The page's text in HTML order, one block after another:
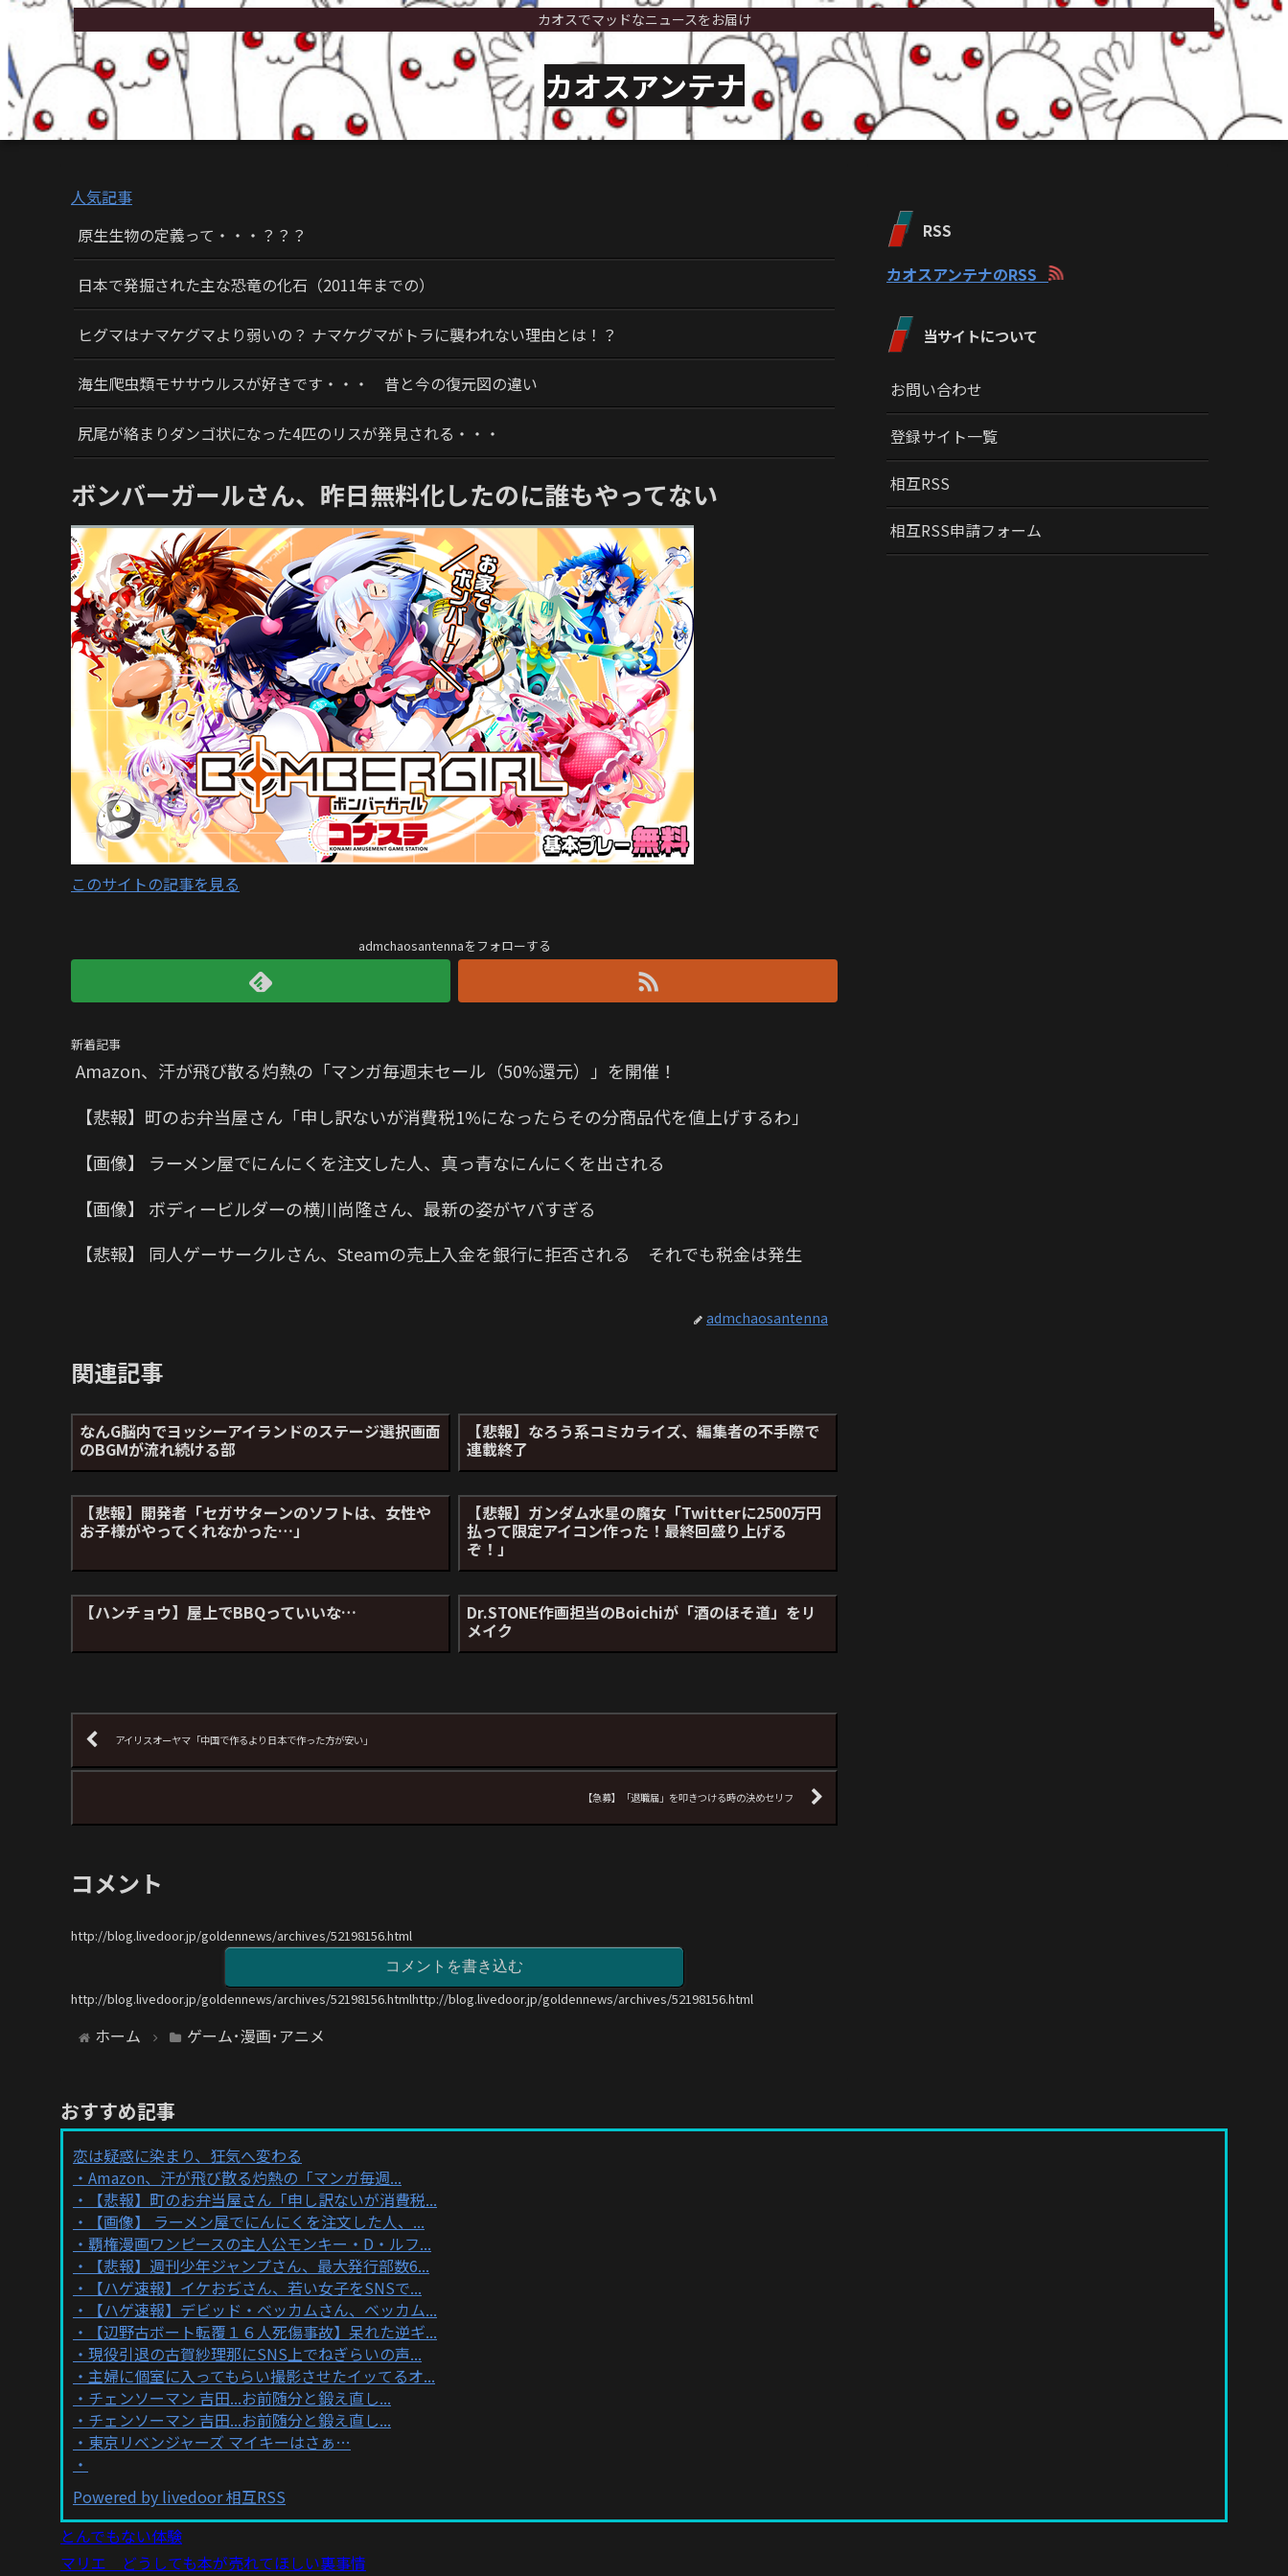
カオスでマッドなニュースをお届け
カオスアンテナ
人気記事
原生生物の定義って・・・？？？
日本で発掘された主な恐竜の化石（2011年までの）
ヒグマはナマケグマより弱いの？ ナマケグマがトラに襲われない理由とは！？
海生爬虫類モササウルスが好きです・・・ 昔と今の復元図の違い
尻尾が絡まりダンゴ状になった4匹のリスが発見される・・・
ボンバーガールさん、昨日無料化したのに誰もやってない
このサイトの記事を見る
admchaosantennaをフォローする
新着記事
Amazon、汗が飛び散る灼熱の「マンガ毎週末セール（50%還元）」を開催！
【悲報】町のお弁当屋さん「申し訳ないが消費税1%になったらその分商品代を値上げするわ」
【画像】 ラーメン屋でにんにくを注文した人、真っ青なにんにくを出される
【画像】 ボディービルダーの横川尚隆さん、最新の姿がヤバすぎる
【悲報】 同人ゲーサークルさん、Steamの売上入金を銀行に拒否される それでも税金は発生
admchaosantenna
関連記事
なんG脳内でヨッシーアイランドのステージ選択画面
のBGMが流れ続ける部
【悲報】なろう系コミカライズ、編集者の不手際で
連載終了
【悲報】開発者「セガサターンのソフトは、女性や
お子様がやってくれなかった…」
【悲報】ガンダム水星の魔女「Twitterに2500万円
払って限定アイコン作った！最終回盛り上げる
ぞ！」
【ハンチョウ】屋上でBBQっていいな… Dr.STONE作画担当のBoichiが「酒のほそ道」をリ
メイク
アイリスオーヤマ「中国で作るより日本で作った方が安い」
【急募】「退職届」を叩きつける時の決めセリフ
コメント
http://blog.livedoor.jp/goldennews/archives/52198156.html
コメントを書き込む
http://blog.livedoor.jp/goldennews/archives/52198156.htmlhttp://blog.livedoor.jp/goldennews/archives/52198156.html
ホーム ゲーム･漫画･アニメ
RSS
カオスアンテナのRSS
当サイトについて
お問い合わせ
登録サイト一覧
相互RSS
相互RSS申請フォーム
おすすめ記事
恋は疑惑に染まり、狂気へ変わる
Amazon、汗が飛び散る灼熱の「マンガ毎週...
【悲報】町のお弁当屋さん「申し訳ないが消費税...
【画像】 ラーメン屋でにんにくを注文した人、...
覇権漫画ワンピースの主人公モンキー・D・ルフ...
【悲報】週刊少年ジャンプさん、最大発行部数6...
【ハゲ速報】イケおぢさん、若い女子をSNSで...
【ハゲ速報】デビッド・ベッカムさん、ベッカム...
【辺野古ボート転覆１６人死傷事故】呆れた逆ギ...
現役引退の古賀紗理那にSNS上でねぎらいの声...
主婦に個室に入ってもらい撮影させたイッてるオ...
チェンソーマン 吉田...お前随分と鍛え直し...
チェンソーマン 吉田...お前随分と鍛え直し...
東京リベンジャーズ マイキーはさぁ…
Powered by livedoor 相互RSS
とんでもない体験
マリエ どうしても本が売れてほしい裏事情